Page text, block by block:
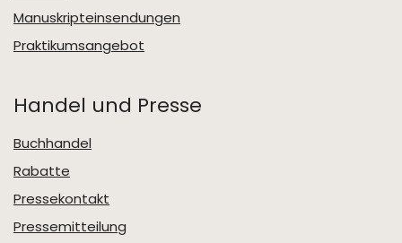
Manuskripteinsendungen
Praktikumsangebot
Handel und Presse
Buchhandel
Rabatte
Pressekontakt
Pressemitteilung